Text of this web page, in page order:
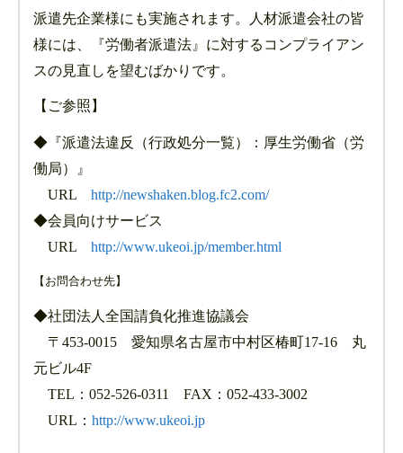
派遣先企業様にも実施されます。人材派遣会社の皆
様には、『労働者派遣法』に対するコンプライアン
スの見直しを望むばかりです。
【ご参照】
◆『派遣法違反（行政処分一覧）：厚生労働省（労
働局）』
URLhttp://newshaken.blog.fc2.com/
◆会員向けサービス
URLhttp://www.ukeoi.jp/member.html
【お問合わせ先】
◆社団法人全国請負化推進協議会
〒453-0015 愛知県名古屋市中村区椿町17-16 丸
元ビル4F
TEL：052-526-0311 FAX：052-433-3002
URL：http://www.ukeoi.jp